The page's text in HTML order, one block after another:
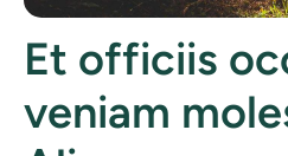
Et officiis
veniam